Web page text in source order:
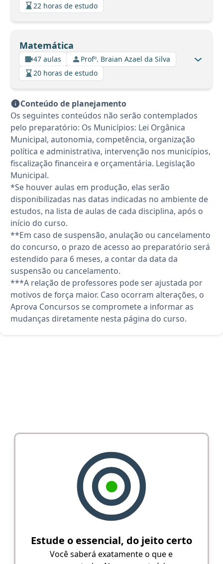
22 horas de estudo
Matemática
47 aulas
Profº. Braian Azael da Silva
20 horas de estudo
Conteúdo de planejamento
Os seguintes conteúdos não serão contemplados
pelo preparatório: Os Municípios: Lei Orgânica
Municipal, autonomia, competência, organização
política e administrativa, intervenção nos municípios,
fiscalização financeira e orçamentária. Legislação
Municipal.
*Se houver aulas em produção, elas serão
disponibilizadas nas datas indicadas no ambiente de
estudos, na lista de aulas de cada disciplina, após o
início do curso.
**Em caso de suspensão, anulação ou cancelamento
do concurso, o prazo de acesso ao preparatório será
estendido para 6 meses, a contar da data da
suspensão ou cancelamento.
***A relação de professores pode ser ajustada por
motivos de força maior. Caso ocorram alterações, o
Aprova Concursos se compromete a informar as
mudanças diretamente nesta página do curso.
Estude o essencial, do jeito certo
Você saberá exatamente o que e